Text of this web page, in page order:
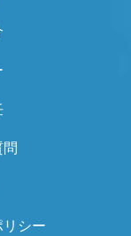
リシー